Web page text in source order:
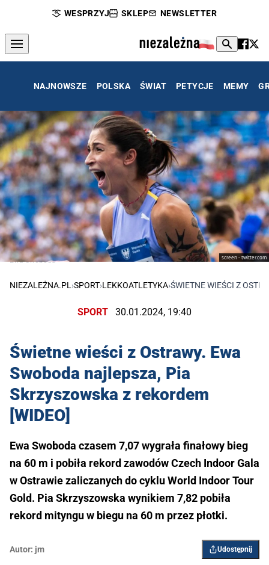
WESPRZYJ SKLEP NEWSLETTER
NAJNOWSZE POLSKA ŚWIAT PETYCJE MEMY
screen - twitter.com
Ewa Swoboda
NIEZALEŻNA.PL ›SPORT›LEKKOATLETYKA›ŚWIETNE WIEŚCI Z
SPORT 30.01.2024, 19:40
Świetne wieści z Ostrawy. Ewa
Swoboda najlepsza, Pia
Skrzyszowska z rekordem
[WIDEO]
Ewa Swoboda czasem 7,07 wygrała finałowy bieg
na 60 m i pobiła rekord zawodów Czech Indoor Gala
w Ostrawie zaliczanych do cyklu World Indoor Tour
Gold. Pia Skrzyszowska wynikiem 7,82 pobiła
rekord mityngu w biegu na 60 m przez płotki.
Autor: jm Udostępnij